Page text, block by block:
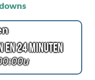
en 24 Minuten